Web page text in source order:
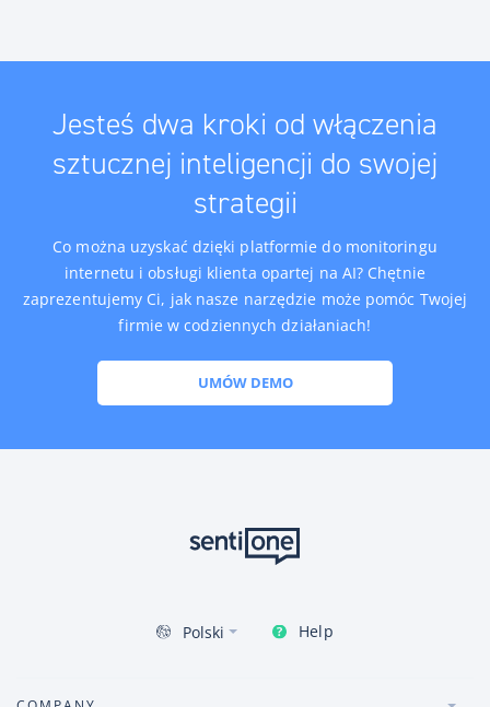
Jesteś dwa kroki od włączenia
sztucznej inteligencji do swojej
strategii
Co można uzyskać dzięki platformie do monitoringu
internetu i obsługi klienta opartej na AI? Chętnie
zaprezentujemy Ci, jak nasze narzędzie może pomóc Twojej
firmie w codziennych działaniach!
UMÓW DEMO
Polski Help